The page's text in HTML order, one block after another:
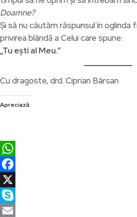
Doamne?
Și să nu căutăm răspunsul în oglinda
privirea blândă a Celui care spune:
„Tu ești al Meu.”
Cu dragoste, drd. Ciprian Bârsan
Apreciază:
WhatsApp
Facebook
X
Skype